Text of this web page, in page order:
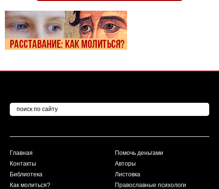
Главная
Контакты
Библиотека
Как молиться?
Помочь деньгами
Авторы
Листовка
Православные психологи